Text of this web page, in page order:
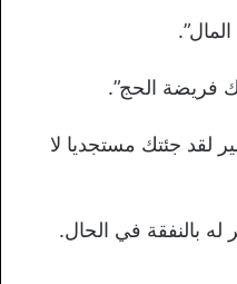
فريضة الحج”.
لقد جئتك مستجديا لا
بالنفقة في الحال.